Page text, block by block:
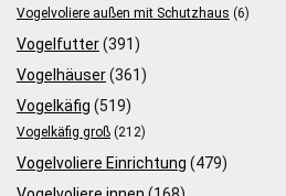
Vogelvoliere außen mit Schutzhaus (6)
Vogelfutter(391)
Vogelhäuser(361)
Vogelkäfig (519)
Vogelkäfig groß (212)
Vogelvoliere Einrichtung (479)